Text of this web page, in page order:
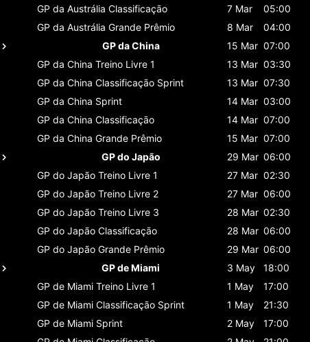
GP da Austrália Classificaçāo 7 Mar
05:00
GP da Austrália Grande Prêmio 8 Mar
04:00
GP da China
15 Mar 07:00
GP da China Treino Livre 1 13 Mar 03:30
GP da China Classificaçāo Sprint 13 Mar 07:30
GP da China Sprint 14 Mar 03:00
GP da China Classificaçāo 14 Mar 07:00
GP da China Grande Prêmio 15 Mar 07:00
GP do Japão
29 Mar 06:00
GP do Japão Treino Livre 1 27 Mar 02:30
GP do Japão Treino Livre 2 27 Mar 06:00
GP do Japão Treino Livre 3 28 Mar 02:30
GP do Japão Classificaçāo 28 Mar 06:00
GP do Japão Grande Prêmio 29 Mar 06:00
GP de Miami
3 May
18:00
GP de Miami Treino Livre 1 1 May
17:00
GP de Miami Classificaçāo Sprint 1 May
21:30
GP de Miami Sprint 2 May
17:00